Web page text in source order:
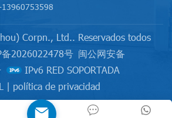
Corpn., Ltd.. Reservados todos
备2026022478号 闽公网安备
IPv6 RED SOPORTADA
| política de privacidad